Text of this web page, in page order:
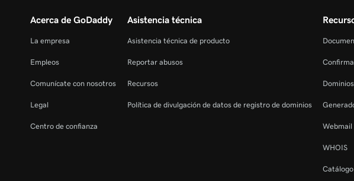
Acerca de GoDaddy
La empresa
Empleos
Comunícate con nosotros
Legal
Centro de confianza
Asistencia técnica
Asistencia técnica de producto
Reportar abusos
Recursos
Política de divulgación de datos de registro de dominios
Webmail
WHOIS